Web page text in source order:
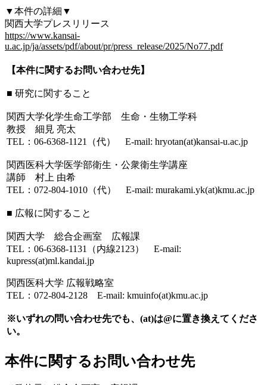
▼本件の詳細▼
関西大学プレスリリース
https://www.kansai-
u.ac.jp/ja/assets/pdf/about/pr/press_release/2025/No77.pdf
【本件に関するお問い合わせ先】
■ 研究に関すること
関西大学化学生命工学部 生命・生物工学科
教授 細見 亮太
TEL：06-6368-1121（代） E-mail: hryotan(at)kansai-u.ac.jp
関西医科大学医学部衛生・公衆衛生学講座
講師 村上 由希
TEL：072-804-1010（代） E-mail: murakami.yk(at)kmu.ac.jp
■ 広報に関すること
関西大学 総合企画室 広報課
TEL：06-6368-1131（内線2123） E-mail:
kupress(at)ml.kandai.jp
関西医科大学 広報戦略室
TEL：072-804-2128 E-mail: kmuinfo(at)kmu.ac.jp
※いずれの問い合わせ先でも、(at)は@に置き換えてくださ
い。
本件に関するお問い合わせ先